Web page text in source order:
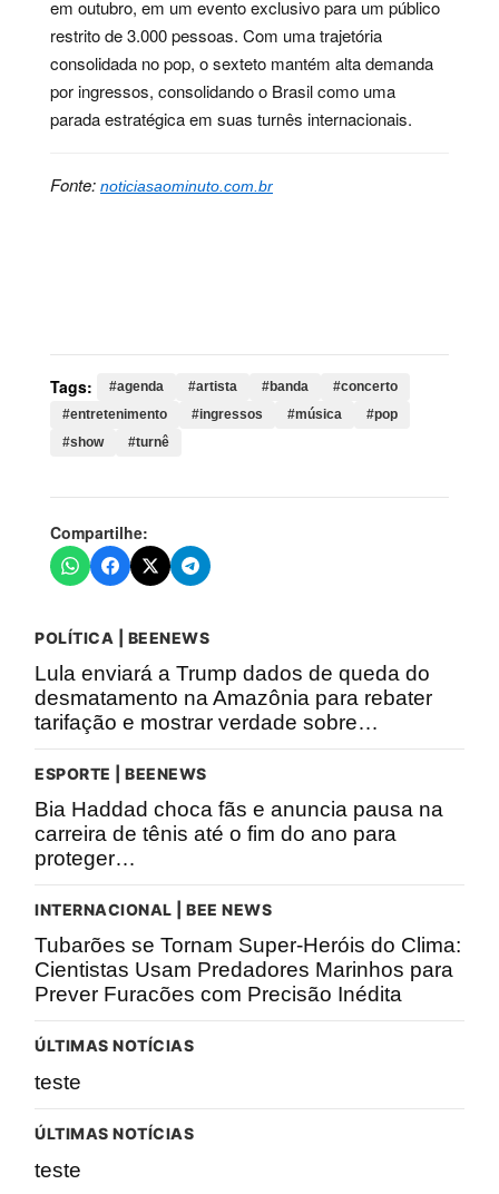
em outubro, em um evento exclusivo para um público
restrito de 3.000 pessoas. Com uma trajetória
consolidada no pop, o sexteto mantém alta demanda
por ingressos, consolidando o Brasil como uma
parada estratégica em suas turnês internacionais.
Fonte: noticiasaominuto.com.br
Tags: #agenda #artista #banda
#concerto
#entretenimento
#ingressos #música
#pop
#show
#turnê
Compartilhe:
POLÍTICA | BEENEWS
Lula enviará a Trump dados de queda do
desmatamento na Amazônia para rebater
tarifação e mostrar verdade sobre…
ESPORTE | BEENEWS
Bia Haddad choca fãs e anuncia pausa na
carreira de tênis até o fim do ano para
proteger…
INTERNACIONAL | BEE NEWS
Tubarões se Tornam Super-Heróis do Clima:
Cientistas Usam Predadores Marinhos para
Prever Furacões com Precisão Inédita
ÚLTIMAS NOTÍCIAS
teste
ÚLTIMAS NOTÍCIAS
teste